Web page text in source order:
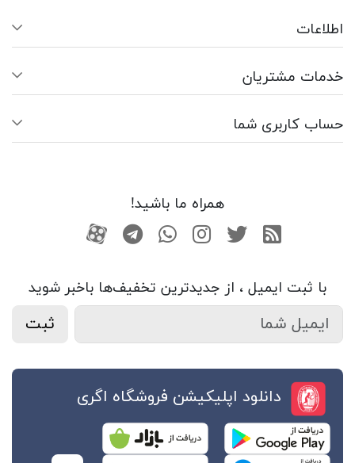
اطلاعات
خدمات مشتریان
حساب کاربری شما
همراه ما باشید!
RSS توییتراینستاگرام
واتساپتلگرامآپارات
با ثبت ایمیل ، از جدید‌ترین تخفیف‌ها با‌خبر شوید
ثبت
دانلود اپلیکیشن فروشگاه اگری